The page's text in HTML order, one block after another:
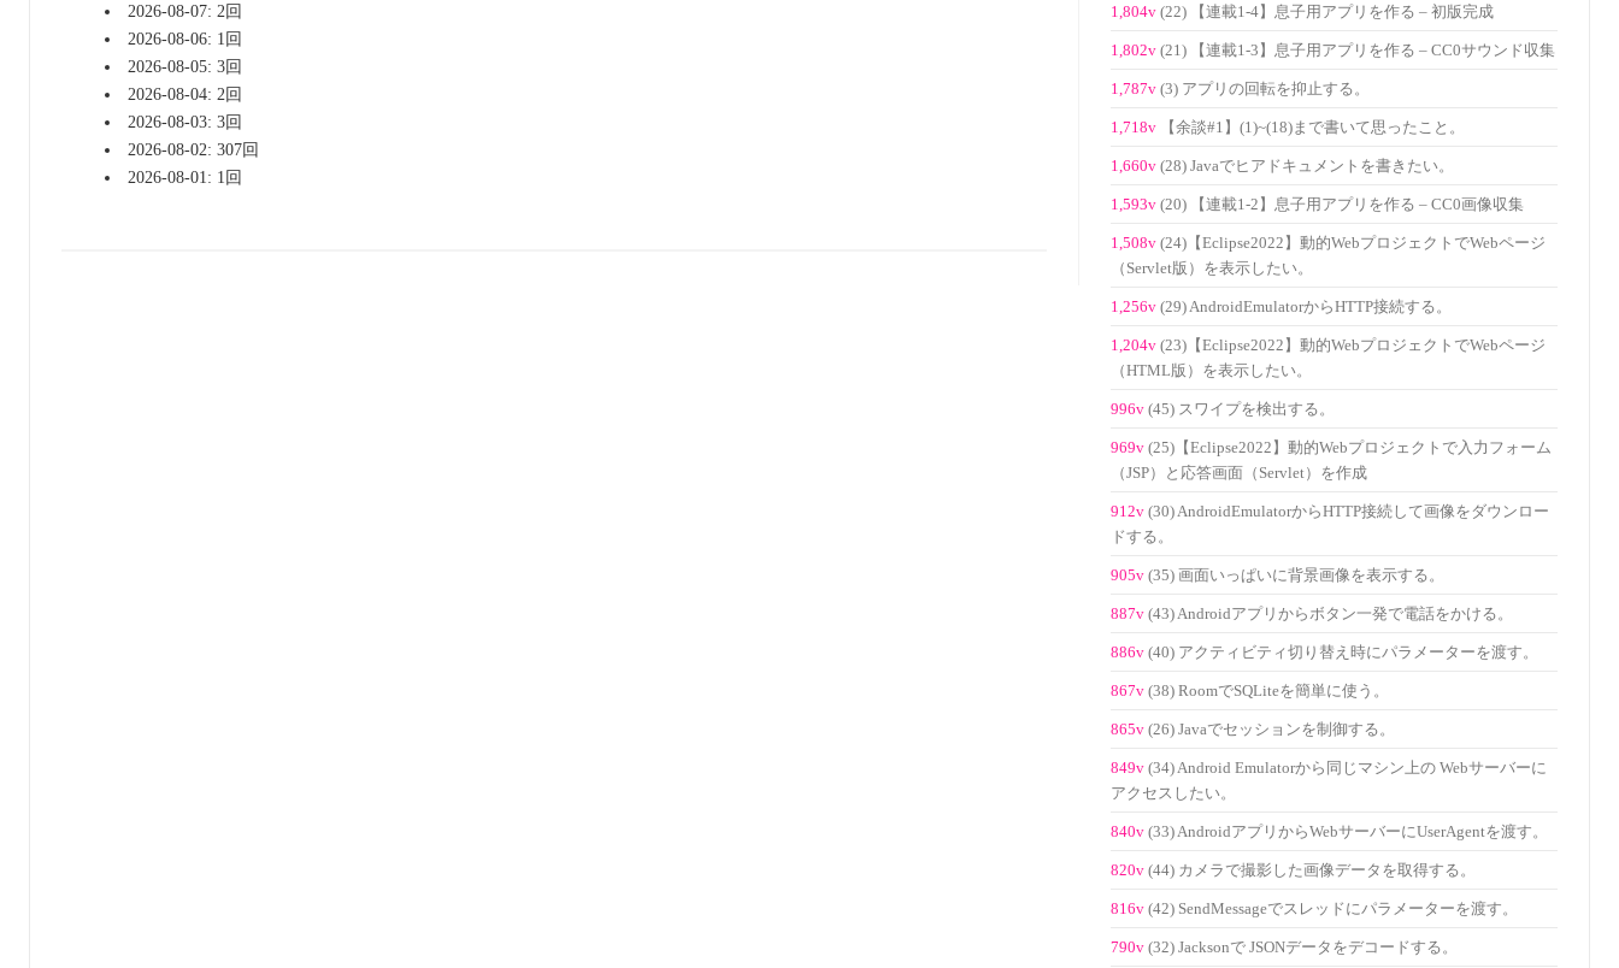
2026-08-07: 2回
2026-08-06: 1回
2026-08-05: 3回
2026-08-04: 2回
2026-08-03: 3回
2026-08-02: 307回
2026-08-01: 1回
1,804v (22) 【連載1-4】息子用アプリを作る – 初版完成
1,802v (21) 【連載1-3】息子用アプリを作る – CC0サウンド収集
1,787v (3) アプリの回転を抑止する。
1,718v 【余談#1】(1)~(18)まで書いて思ったこと。
1,660v (28) Javaでヒアドキュメントを書きたい。
1,593v (20) 【連載1-2】息子用アプリを作る – CC0画像収集
1,508v (24)【Eclipse2022】動的WebプロジェクトでWebページ
（Servlet版）を表示したい。
1,256v (29) AndroidEmulatorからHTTP接続する。
1,204v (23)【Eclipse2022】動的WebプロジェクトでWebページ
（HTML版）を表示したい。
996v (45) スワイプを検出する。
969v (25)【Eclipse2022】動的Webプロジェクトで入力フォーム
（JSP）と応答画面（Servlet）を作成
912v (30) AndroidEmulatorからHTTP接続して画像をダウンロー
ドする。
905v (35) 画面いっぱいに背景画像を表示する。
887v (43) Androidアプリからボタン一発で電話をかける。
886v (40) アクティビティ切り替え時にパラメーターを渡す。
867v (38) RoomでSQLiteを簡単に使う。
865v (26) Javaでセッションを制御する。
849v (34) Android Emulatorから同じマシン上の Webサーバーに
アクセスしたい。
840v (33) AndroidアプリからWebサーバーにUserAgentを渡す。
820v (44) カメラで撮影した画像データを取得する。
816v (42) SendMessageでスレッドにパラメーターを渡す。
790v (32) Jacksonで JSONデータをデコードする。